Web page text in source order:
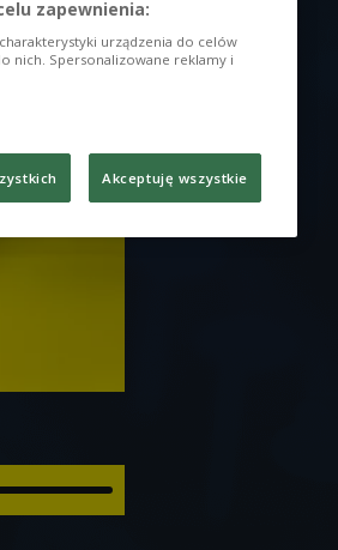
zapewnienia:
urządzenia do celów
nich. Spersonalizowane reklamy i
Akceptuję wszystkie